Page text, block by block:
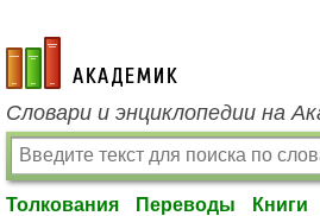
academic.ru
Словари и энциклопедии на
Толкования Переводы Книги